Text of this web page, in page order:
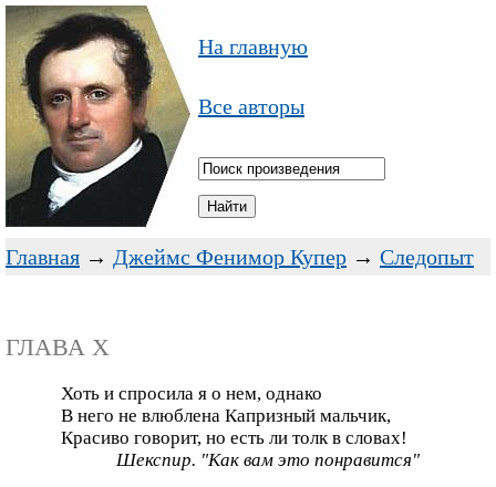
На главную
Все авторы
Главная → Джеймс Фенимор Купер → Следопыт
ГЛАВА X
Хоть и спросила я о нем, однако
В него не влюблена Капризный мальчик,
Красиво говорит, но есть ли толк в словах!
Шекспир. "Как вам это понравится"